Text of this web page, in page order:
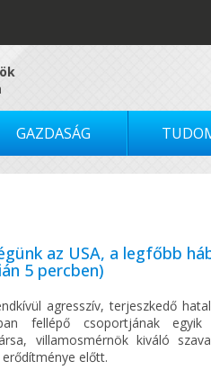
GAZDASÁG
az USA, a legfőbb
5 percben)
agresszív, terjeszkedő
fellépő csoportjának
villamosmérnök kiváló
előtt.